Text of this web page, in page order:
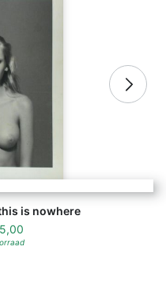
is nowhere